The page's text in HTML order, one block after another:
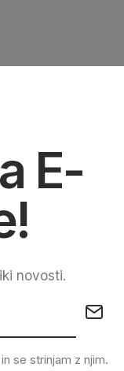
E-
novosti.
in se strinjam z njim.